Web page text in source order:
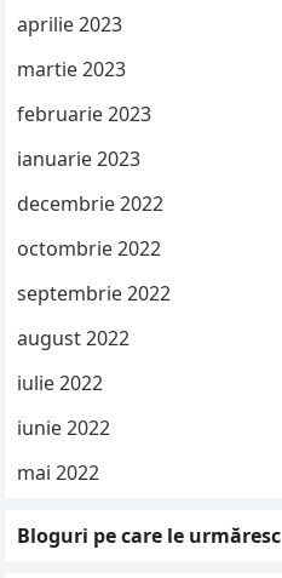
aprilie 2023
martie 2023
februarie 2023
ianuarie 2023
decembrie 2022
octombrie 2022
septembrie 2022
august 2022
iulie 2022
iunie 2022
mai 2022
Bloguri pe care le urmăresc